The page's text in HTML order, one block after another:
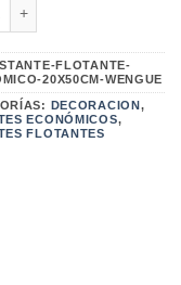
FLOTANTE-
20X50CM-WENGUE
DECORACION ,
ECONÓMICOS,
FLOTANTES